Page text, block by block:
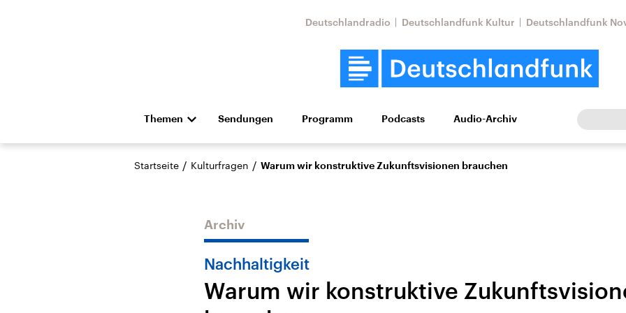
Deutschlandradio Deutschlandfunk Kultur Deutschlandfunk
Themen
Die Nachrichten Politik Wirtschaft Wissen Kultur Europa
Hörspiel und Feature Musik
Landtagswahl Sachsen-
USA
Nahostkonflikt
Iran
Sendungen Programm Podcasts Audio-Archiv
Startseite / Kulturfragen / Warum wir konstruktive Zukunftsvisionen brauchen
Archiv
Nachhaltigkeit
Warum wir konstruktive